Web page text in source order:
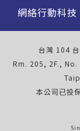
網絡行動科技
台灣 104
Rm. 205, 2F.,
本公司已投